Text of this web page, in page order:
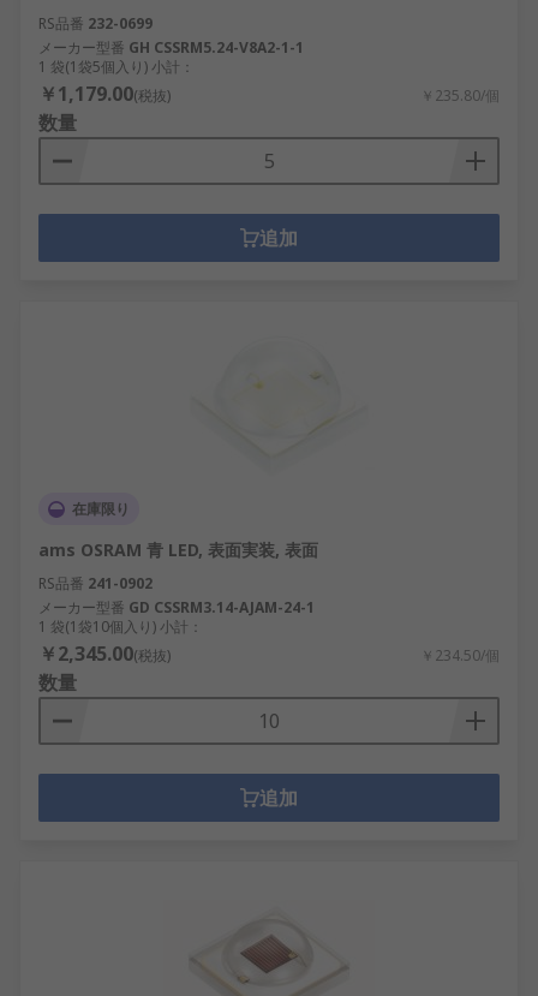
RS品番 232-0699
メーカー型番 GH CSSRM5.24-V8A2-1-1
1 袋(1袋5個入り) 小計：
￥1,179.00(税抜) ￥235.80/個
数量
追加
在庫限り
ams OSRAM 青 LED, 表面実装, 表面
RS品番 241-0902
メーカー型番 GD CSSRM3.14-AJAM-24-1
1 袋(1袋10個入り) 小計：
￥2,345.00(税抜) ￥234.50/個
数量
追加